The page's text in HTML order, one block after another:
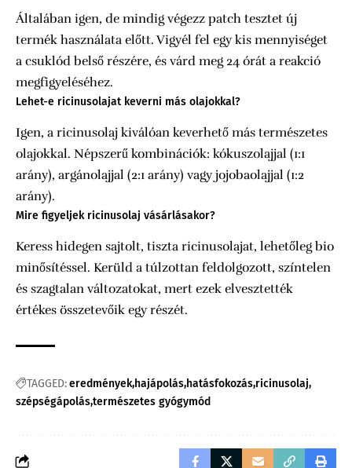
Általában igen, de mindig végezz patch tesztet új
termék használata előtt. Vigyél fel egy kis mennyiséget
a csuklód belső részére, és várd meg 24 órát a reakció
megfigyeléséhez.
Lehet-e ricinusolajat keverni más olajokkal?
Igen, a ricinusolaj kiválóan keverhető más természetes
olajokkal. Népszerű kombinációk: kókuszolajjal (1:1
arány), argánolajjal (2:1 arány) vagy jojobaolajjal (1:2
arány).
Mire figyeljek ricinusolaj vásárlásakor?
Keress hidegen sajtolt, tiszta ricinusolajat, lehetőleg bio
minősítéssel. Kerüld a túlzottan feldolgozott, színtelen
és szagtalan változatokat, mert ezek elvesztették
értékes összetevőik egy részét.
TAGGED:eredmények hajápolás hatásfokozás ricinusolaj
szépségápolástermészetes gyógymód